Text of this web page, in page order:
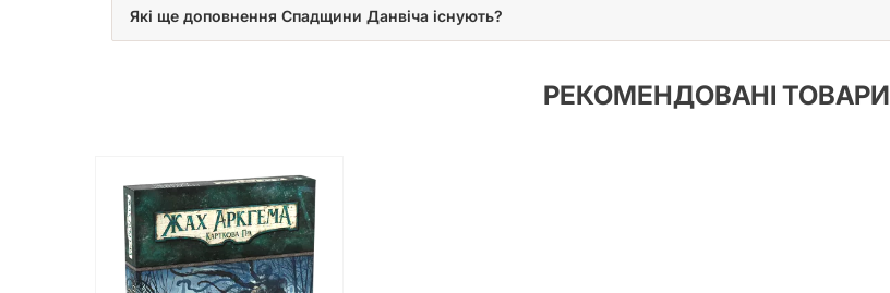
Які ще доповнення Спадщини Данвіча існують?
РЕКОМЕНДОВАНІ ТОВАРИ